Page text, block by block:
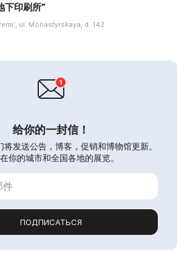
下印刷所”
ul. Monastyrskaya, d. 142
给你的一封信！
发送公告，博客，促销和博物馆更新。
你的城市和全国各地的展览。
ПОДПИСАТЬСЯ